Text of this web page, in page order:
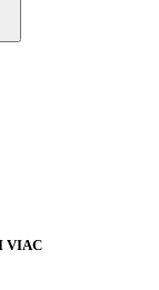
VIAC